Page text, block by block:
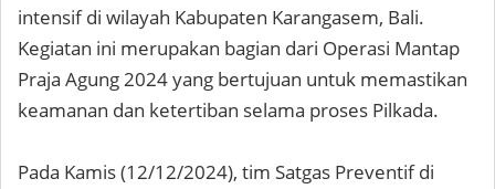
intensif di wilayah Kabupaten Karangasem, Bali.
Kegiatan ini merupakan bagian dari Operasi Mantap
Praja Agung 2024 yang bertujuan untuk memastikan
keamanan dan ketertiban selama proses Pilkada.
Pada Kamis (12/12/2024), tim Satgas Preventif di